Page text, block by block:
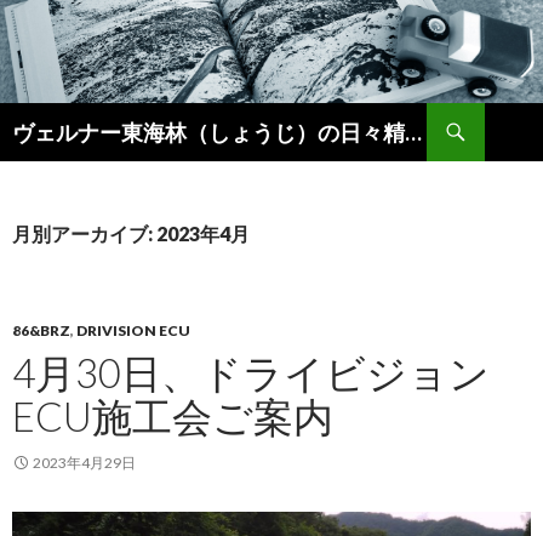
ヴェルナー東海林（しょうじ）の日々精進。
索
ン
キ
ッ
プ
月別アーカイブ: 2023年4月
86&BRZ, DRIVISION ECU
4月30日、ドライビジョン
ECU施工会ご案内
2023年4月29日